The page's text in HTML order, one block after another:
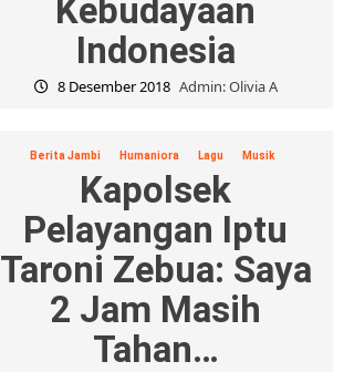
Kebudayaan
Indonesia
8 Desember 2018 Admin: Olivia A
Berita Jambi Humaniora Lagu Musik
Kapolsek
Pelayangan Iptu
Taroni Zebua: Saya
2 Jam Masih
Tahan…